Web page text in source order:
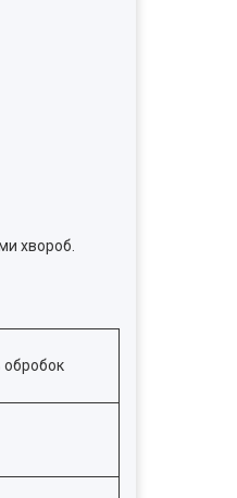
хвороб.
обробок